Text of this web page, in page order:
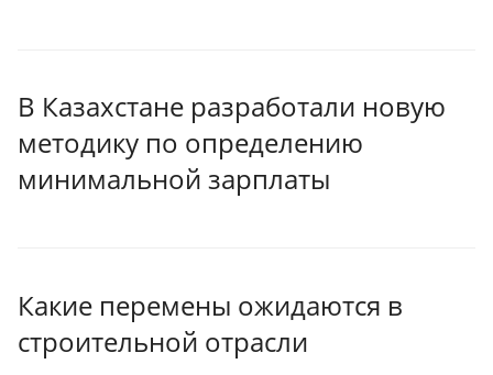
В Казахстане разработали новую
методику по определению
минимальной зарплаты
Какие перемены ожидаются в
строительной отрасли